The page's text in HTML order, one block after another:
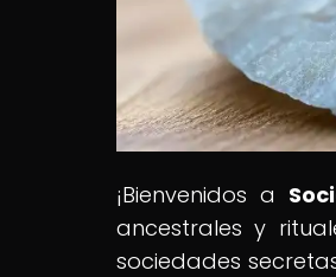
¡Bienvenidos a
ancestrales y
sociedades